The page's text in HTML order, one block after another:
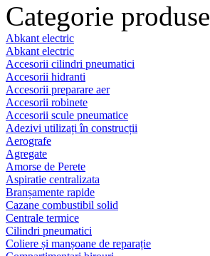
Categorie produse
Abkant electric
Abkant electric
Accesorii cilindri pneumatici
Accesorii hidranti
Accesorii preparare aer
Accesorii robinete
Accesorii scule pneumatice
Adezivi utilizați în construcții
Aerografe
Agregate
Amorse de Perete
Aspiratie centralizata
Branșamente rapide
Cazane combustibil solid
Centrale termice
Cilindri pneumatici
Coliere și manșoane de reparație